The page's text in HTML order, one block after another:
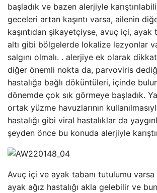
başladık ve bazen alerjiyle
geceleri artan kaşıntı varsa, ailenin
kaşıntıdan şikayetçiyse, avuç içi, ayak
altı gibi bölgelerde lokalize lezyonlar
salgını olmalı. . alerjiye ek olarak
diğer önemli nokta da, parvoviris
hastalığa bağlı döküntüleri, içinde
dönemde çok sık görmeye başladık.
ortak yüzme havuzlarının
hastalığı gibi viral hastalıklar da
şeyden önce bu konuda alerjiyle
Avuç içi ve ayak tabanı tutulumu varsa
ayak ağız hastalığı akla gelebilir ve